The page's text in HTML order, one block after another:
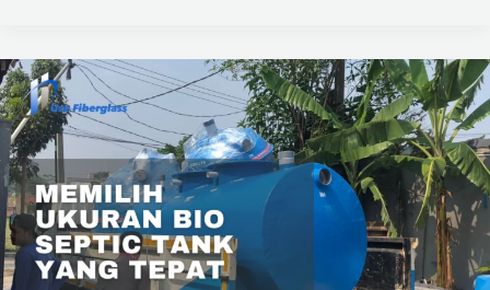
Memilih
Ukuran
Bio
Septic
Tank
yang
Tepat